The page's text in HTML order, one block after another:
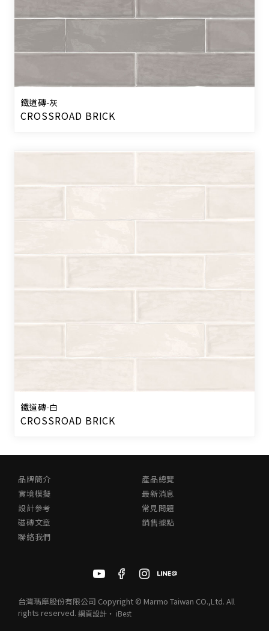
鐵道磚-灰
CROSSROAD BRICK
鐵道磚-白
CROSSROAD BRICK
品牌簡介
產品總覽
實境模擬
最新消息
設計參考
常見問題
磁磚文章
銷售據點
聯絡我們
台灣瑪摩股份有限公司 Copyright © Marmo Taiwan CO.,Ltd. All
rights reserved. 網頁設計 ‧ iBest